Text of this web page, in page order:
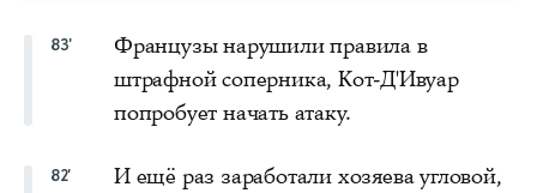
83'
Французы нарушили правила в
штрафной соперника, Кот-Д'Ивуар
попробует начать атаку.
82' И ещё раз заработали хозяева угловой,